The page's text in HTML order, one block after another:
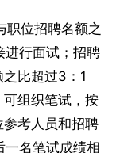
位招聘名额之
进行面试；招聘
比超过3：1
组织笔试，按
考人员和招聘
一名笔试成绩相